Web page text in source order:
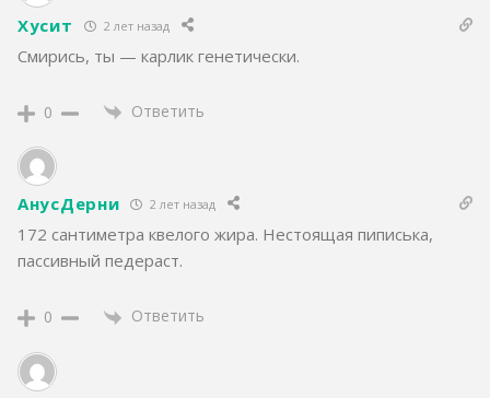
Хусит 2 лет назад
Смирись, ты — карлик генетически.
0 Ответить
АнусДерни 2 лет назад
172 сантиметра квелого жира. Нестоящая пиписька,
пассивный педераст.
0 Ответить